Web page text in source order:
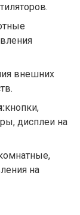
внешних
кнопки,
дисплеи на
на